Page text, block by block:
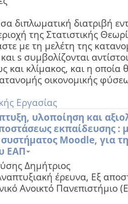
διπλωματική διατριβή
της Στατιστικής
με τη μελέτη της
s συμβολίζονται
και κλίμακος, και η οποία
οικονομικής
Εργασίας
υλοποίηση και
εκπαίδευσης :
Moodle, για
ΕΑΠ
Δημήτριος
έρευνα, Εξ
Ανοικτό Πανεπιστήμιο